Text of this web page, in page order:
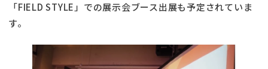
「FIELD STYLE」での展示会ブース出展も予定されていま
す。